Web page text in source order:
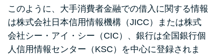
このように、大手消費者金融での借入に関する情報
は株式会社日本信用情報機構（JICC）または株式
会社シー・アイ・シー（CIC）、銀行は全国銀行個
人信用情報センター（KSC）を中心に登録されま